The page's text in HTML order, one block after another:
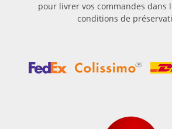
pour livrer vos commandes dans
conditions de